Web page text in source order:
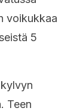
voikukkaa
5
Teen